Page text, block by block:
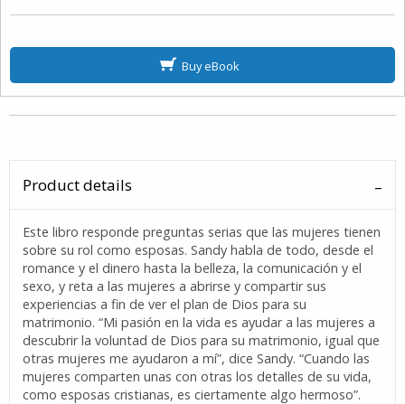
Buy eBook
Product details
Este libro responde preguntas serias que las mujeres tienen
sobre su rol como esposas. Sandy habla de todo, desde el
romance y el dinero hasta la belleza, la comunicación y el
sexo, y reta a las mujeres a abrirse y compartir sus
experiencias a fin de ver el plan de Dios para su
matrimonio. “Mi pasión en la vida es ayudar a las mujeres a
descubrir la voluntad de Dios para su matrimonio, igual que
otras mujeres me ayudaron a mí”, dice Sandy. “Cuando las
mujeres comparten unas con otras los detalles de su vida,
como esposas cristianas, es ciertamente algo hermoso”.